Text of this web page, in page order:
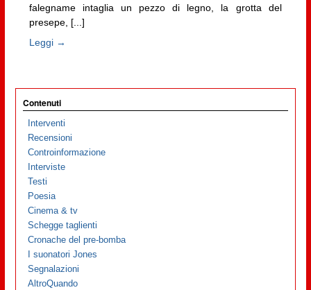
falegname intaglia un pezzo di legno, la grotta del
presepe, [...]
Leggi →
Contenuti
Interventi
Recensioni
Controinformazione
Interviste
Testi
Poesia
Cinema & tv
Schegge taglienti
Cronache del pre-bomba
I suonatori Jones
Segnalazioni
AltroQuando